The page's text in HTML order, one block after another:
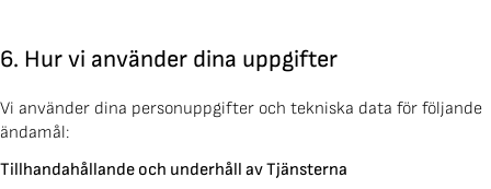
6. Hur vi använder dina uppgifter
Vi använder dina personuppgifter och tekniska data för följande
ändamål:
Tillhandahållande och underhåll av Tjänsterna